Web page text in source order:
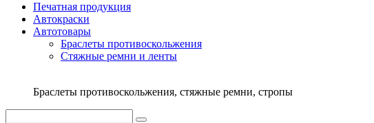
Печатная продукция
Автокраски
Автотовары
Браслеты противоскольжения
Стяжныe ремни и ленты
Браслеты противоскольжения, стяжные ремни, стропы